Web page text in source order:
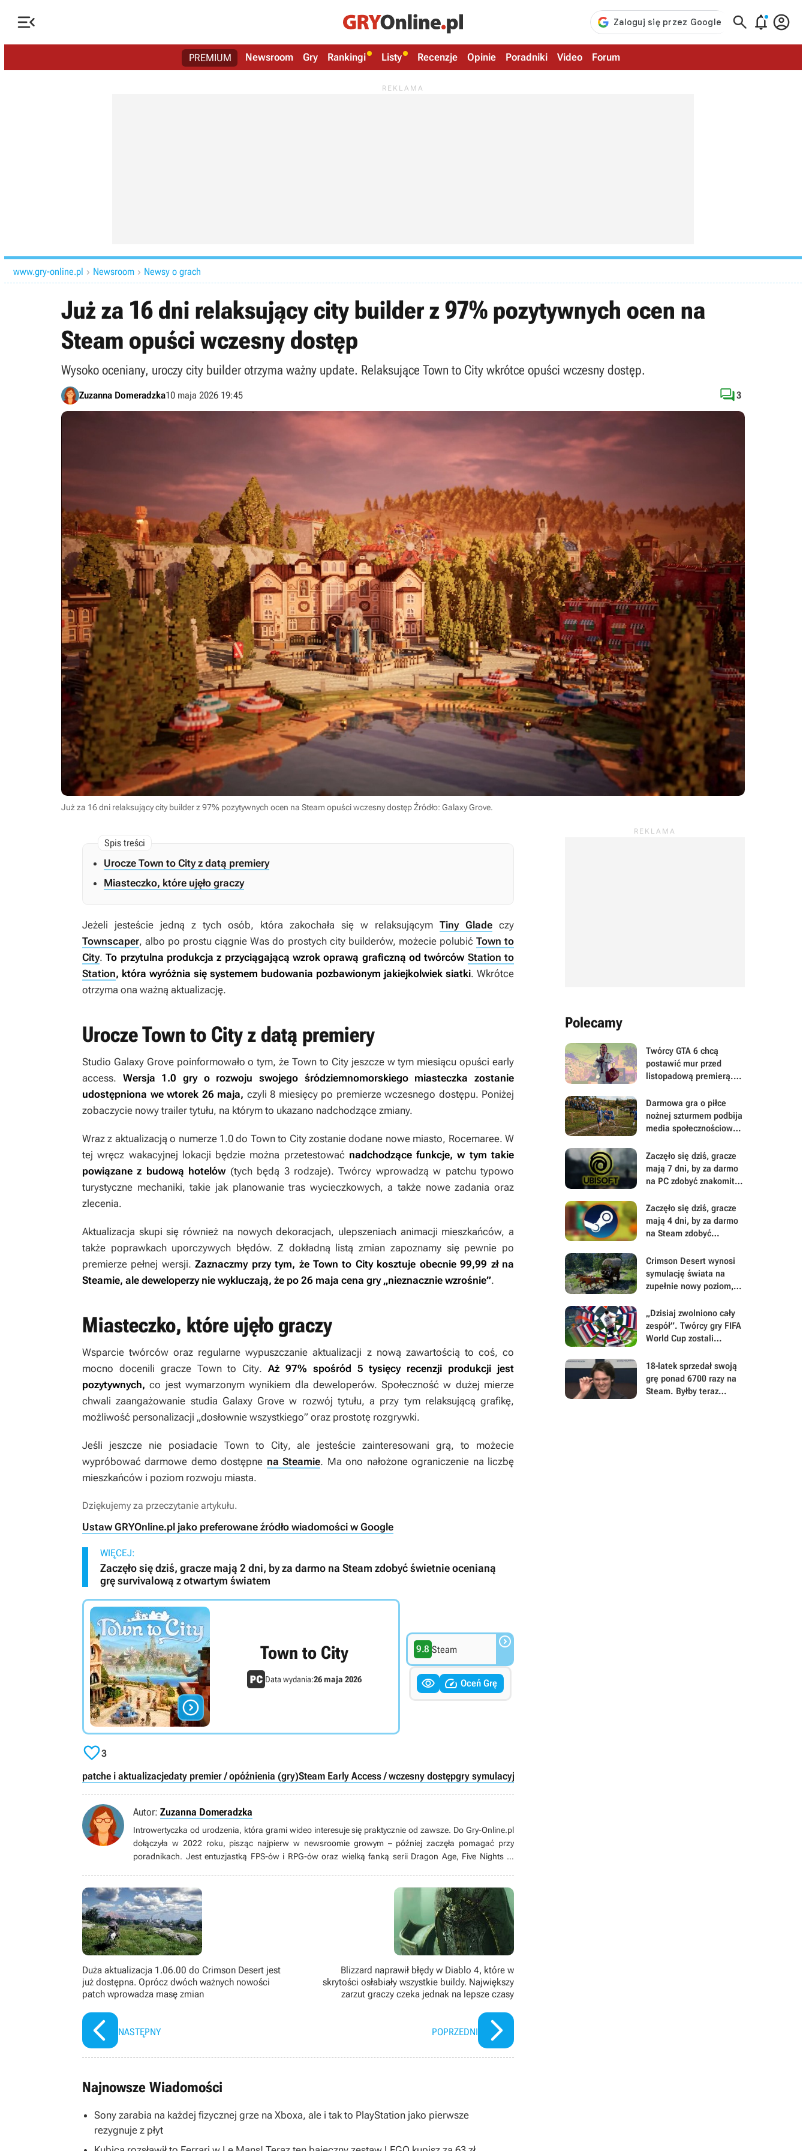
   
PREMIUM Newsroom Gry Rankingi Listy Recenzje Opinie Poradniki Video Forum
www.gry-online.pl  Newsroom  Newsy o grach
Już za 16 dni relaksujący city builder z 97% pozytywnych ocen na
Steam opuści wczesny dostęp
Wysoko oceniany, uroczy city builder otrzyma ważny update. Relaksujące Town to City wkrótce opuści wczesny dostęp.
Zuzanna Domeradzka10 maja 2026 19:45 3
Już za 16 dni relaksujący city builder z 97% pozytywnych ocen na Steam opuści wczesny dostępŹródło: Galaxy Grove.
Urocze Town to City z datą premiery
Miasteczko, które ujęło graczy
Jeżeli jesteście jedną z tych osób, która zakochała się w relaksującym Tiny Glade czy
Townscaper, albo po prostu ciągnie Was do prostych city builderów, możecie polubić Town to
City.To przytulna produkcja z przyciągającą wzrok oprawą graficzną od twórców Station to
Station, która wyróżnia się systemem budowania pozbawionym jakiejkolwiek siatki. Wkrótce
otrzyma ona ważną aktualizację.
Urocze Town to City z datą premiery
Studio Galaxy Grove poinformowało o tym, żeTown to Cityjeszcze w tym miesiącu opuści early
access. Wersja 1.0 gry o rozwoju swojego śródziemnomorskiego miasteczka zostanie
udostępniona we wtorek 26 maja, czyli 8 miesięcy po premierze wczesnego dostępu. Poniżej
zobaczycie nowy trailer tytułu, na którym to ukazano nadchodzące zmiany.
Wraz z aktualizacją o numerze 1.0 do Town to Cityzostanie dodane nowe miasto, Rocemaree. W
tej wręcz wakacyjnej lokacji będzie można przetestować nadchodzące funkcje, w tym takie
powiązane z budową hotelów(tych będą 3 rodzaje). Twórcy wprowadzą w patchu typowo
turystyczne mechaniki, takie jak planowanie tras wycieczkowych, a także nowe zadania oraz
zlecenia.
Aktualizacja skupi się również na nowych dekoracjach, ulepszeniach animacji mieszkańców, a
także poprawkach uporczywych błędów. Z dokładną listą zmian zapoznamy się pewnie po
premierze pełnej wersji.Zaznaczmy przy tym, żeTown to Citykosztuje obecnie 99,99 zł na
Steamie, ale deweloperzy nie wykluczają, że po 26 maja cena gry „nieznacznie wzrośnie”.
Miasteczko, które ujęło graczy
Wsparcie twórców oraz regularne wypuszczanie aktualizacji z nową zawartością to coś, co
mocno docenili graczeTown to City.Aż 97% spośród 5 tysięcy recenzji produkcji jest
pozytywnych, co jest wymarzonym wynikiem dla deweloperów. Społeczność w dużej mierze
chwali zaangażowanie studia Galaxy Grove w rozwój tytułu, a przy tym relaksującą grafikę,
możliwość personalizacji „dosłownie wszystkiego” oraz prostotę rozgrywki.
Jeśli jeszcze nie posiadacieTown to City, ale jesteście zainteresowani grą, to możecie
wypróbować darmowe demo dostępne na Steamie. Ma ono nałożone ograniczenie na liczbę
mieszkańców i poziom rozwoju miasta.
Dziękujemy za przeczytanie artykułu.
Ustaw GRYOnline.pl jako preferowane źródło wiadomości w Google
WIĘCEJ:
Zaczęło się dziś, gracze mają 2 dni, by za darmo na Steam zdobyć świetnie ocenianą
grę survivalową z otwartym światem

Town to City
Data wydania:26 maja 2026
9.8 Steam 
  Oceń Grę
3
patche i aktualizacjedaty premier / opóźnienia (gry)Steam Early Access / wczesny dostępgry symulacyjne
Autor: Zuzanna Domeradzka
Introwertyczka od urodzenia, która grami wideo interesuje się praktycznie od zawsze. Do Gry-Online.pl
dołączyła w 2022 roku, pisząc najpierw w newsroomie growym – później zaczęła pomagać przy
poradnikach. Jest entuzjastką FPS-ów i RPG-ów oraz wielką fanką serii Dragon Age, Five Nights at
(ewentualnie platynując kolejne części cyklu Just Dance).
Duża aktualizacja 1.06.00 do Crimson Desert jest
już dostępna. Oprócz dwóch ważnych nowości
patch wprowadza masę zmian
NASTĘPNY
Blizzard naprawił błędy w Diablo 4, które w
skrytości osłabiały wszystkie buildy. Największy
zarzut graczy czeka jednak na lepsze czasy
POPRZEDNI
Najnowsze Wiadomości
Sony zarabia na każdej fizycznej grze na Xboxa, ale i tak to PlayStation jako pierwsze
rezygnuje z płyt
Polecamy
Twórcy GTA 6 chcą
postawić mur przed
listopadową premierą.
sugerować, że Rockstar
Games przymierza się do
kolejnego uderzenia
Darmowa gra o piłce
nożnej szturmem podbija
media społecznościowe.
to istna kopalnia
memów, w której nikt nie
jest bezpieczny
Zaczęło się dziś, gracze
mają 7 dni, by za darmo
na PC zdobyć znakomitą
bestsellerowej serii
Ubisoftu
Zaczęło się dziś, gracze
mają 4 dni, by za darmo
na Steam zdobyć
fantasy od polskiego
wydawcy. To prezent z
okazji ważnego
Crimson Desert wynosi
symulację świata na
zupełnie nowy poziom,
realistyczny system
popytu i podaży
„Dzisiaj zwolniono cały
zespół”. Twórcy gry FIFA
World Cup zostali
18-latek sprzedał swoją
grę ponad 6700 razy na
Steam. Byłby teraz